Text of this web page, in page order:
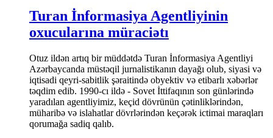
Turan İnformasiya Agentliyinin
oxucularına müraciətı
Otuz ildən artıq bir müddətdə Turan İnformasiya Agentliyi
Azərbaycanda müstəqil jurnalistikanın dayağı olub, siyasi və
iqtisadi qeyri-sabitlik şəraitində obyektiv və etibarlı xəbərlər
təqdim edib. 1990-cı ildə - Sovet İttifaqının son günlərində
yaradılan agentliyimiz, keçid dövrünün çətinliklərindən,
müharibə və islahatlar dövrlərindən keçərək ictimai maraqları
qorumağa sadiq qalıb.